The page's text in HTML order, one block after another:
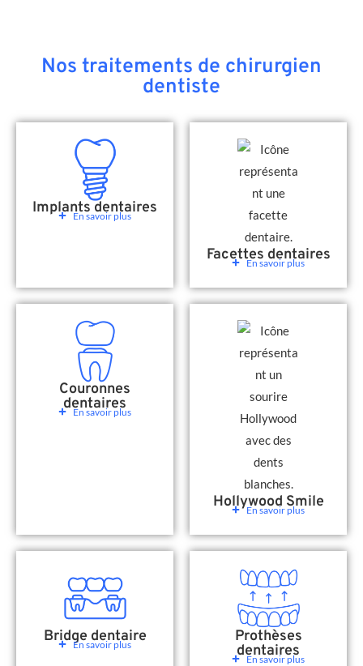
Nos traitements de chirurgien
dentiste
Implants dentaires
En savoir plus
Facettes dentaires
En savoir plus
Couronnes
dentaires
En savoir plus
Hollywood Smile
En savoir plus
Bridge dentaire
En savoir plus Prothèses
dentaires
En savoir plus